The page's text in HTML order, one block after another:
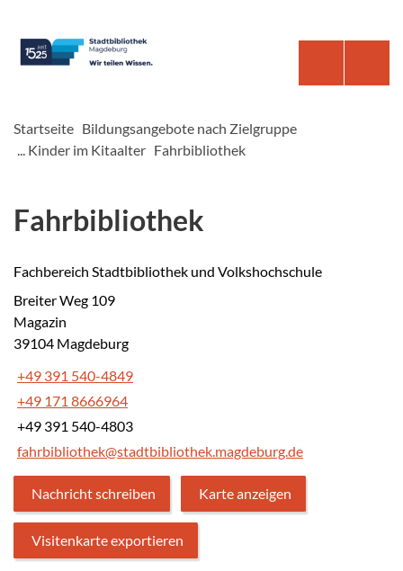
Startseite Bildungsangebote nach Zielgruppe
... Kinder im Kitaalter Fahrbibliothek
Fahrbibliothek
Fachbereich Stadtbibliothek und Volkshochschule
Breiter Weg 109
Magazin
39104 Magdeburg
+49 391 540-4849
+49 171 8666964
+49 391 540-4803
fahrbibliothek@stadtbibliothek.magdeburg.de
Nachricht schreiben Karte anzeigen
Visitenkarte exportieren